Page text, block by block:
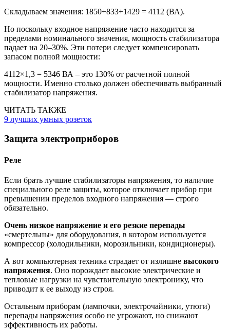
Складываем значения: 1850+833+1429 = 4112 (ВА).
Но поскольку входное напряжение часто находится за
пределами номинального значения, мощность стабилизатора
падает на 20–30%. Эти потери следует компенсировать
запасом полной мощности:
4112×1,3 = 5346 ВА – это 130% от расчетной полной
мощности. Именно столько должен обеспечивать выбранный
стабилизатор напряжения.
ЧИТАТЬ ТАКЖЕ
9 лучших умных розеток
Защита электроприборов
Реле
Если брать лучшие стабилизаторы напряжения, то наличие
специального реле защиты, которое отключает прибор при
превышении пределов входного напряжения — строго
обязательно.
Очень низкое напряжение и его резкие перепады
«смертельны» для оборудования, в котором используется
компрессор (холодильники, морозильники, кондиционеры).
А вот компьютерная техника страдает от излишне высокого
напряжения. Оно порождает высокие электрические и
тепловые нагрузки на чувствительную электронику, что
приводит к ее выходу из строя.
Остальным приборам (лампочки, электрочайники, утюги)
перепады напряжения особо не угрожают, но снижают
эффективность их работы.